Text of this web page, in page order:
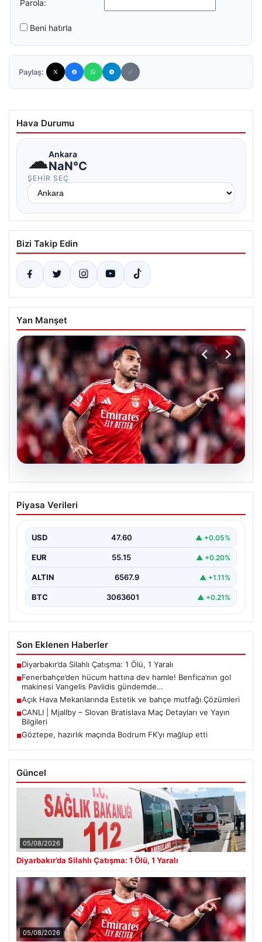
Parola:
Beni hatırla
Paylaş:
Hava Durumu
☁Ankara
NaN°C
ŞEHIR SEÇ
Bizi Takip Edin
Yan Manşet
05.08.2026
Fenerbahçe’den hücum hattına dev
hamle! Benfica’nın gol makinesi
Piyasa Verileri
USD 47.60 ▲ +0.05%
EUR 55.15 ▲ +0.20%
ALTIN 6567.9 ▲ +1.11%
BTC 3063601 ▲ +0.21%
Son Eklenen Haberler
■Diyarbakır’da Silahlı Çatışma: 1 Ölü, 1 Yaralı
■Fenerbahçe’den hücum hattına dev hamle! Benfica’nın gol
makinesi Vangelis Pavlidis gündemde…
■Açık Hava Mekanlarında Estetik ve bahçe mutfağı Çözümleri
■CANLI | Mjallby – Slovan Bratislava Maç Detayları ve Yayın
Bilgileri
■Göztepe, hazırlık maçında Bodrum FK’yı mağlup etti
Güncel
05/08/2026
Diyarbakır’da Silahlı Çatışma: 1 Ölü, 1 Yaralı
05/08/2026